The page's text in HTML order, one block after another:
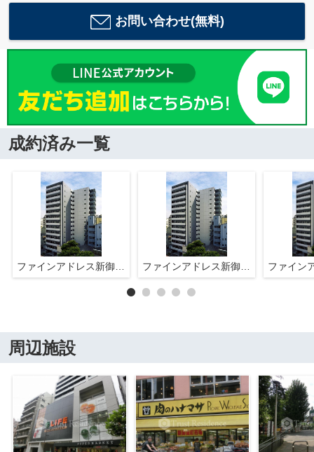
お問い合わせ(無料)
成約済み一覧
ファインアドレス新御徒町 ファインアドレス新御徒町
周辺施設